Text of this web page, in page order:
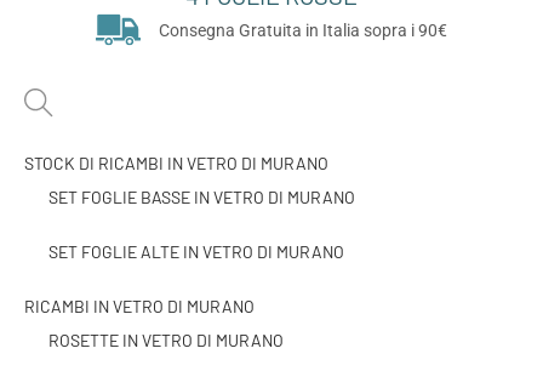
Consegna Gratuita in Italia sopra i 90€
STOCK DI RICAMBI IN VETRO DI MURANO
SET FOGLIE BASSE IN VETRO DI MURANO
SET FOGLIE ALTE IN VETRO DI MURANO
RICAMBI IN VETRO DI MURANO
ROSETTE IN VETRO DI MURANO